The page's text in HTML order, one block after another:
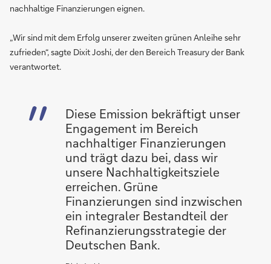
nachhaltige Finanzierungen eignen.
„Wir sind mit dem Erfolg unserer zweiten grünen Anleihe sehr
zufrieden“, sagte Dixit Joshi, der den Bereich Treasury der Bank
verantwortet.
Diese Emission bekräftigt unser
Engagement im Bereich
nachhaltiger Finanzierungen
und trägt dazu bei, dass wir
unsere Nachhaltigkeitsziele
erreichen. Grüne
Finanzierungen sind inzwischen
ein integraler Bestandteil der
Refinanzierungsstrategie der
Deutschen Bank.